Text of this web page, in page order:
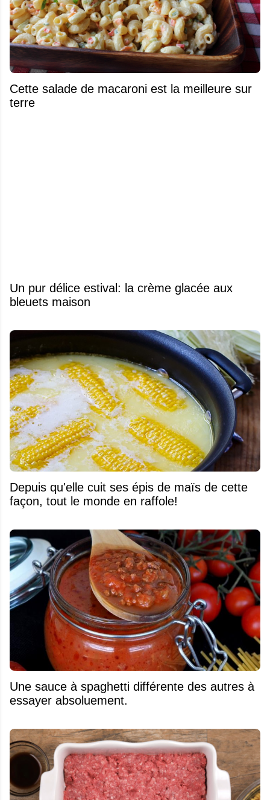
Cette salade de macaroni est la meilleure sur
terre
Un pur délice estival: la crème glacée aux
bleuets maison
Depuis qu'elle cuit ses épis de maïs de cette
façon, tout le monde en raffole!
Une sauce à spaghetti différente des autres à
essayer absoluement.